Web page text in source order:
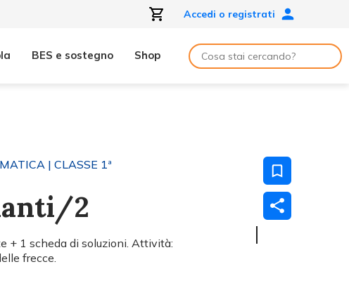
Accedi o registrati
BES e sostegno Shop
| CLASSE 1ª
2
+ 1 scheda di soluzioni. Attività:
frecce.